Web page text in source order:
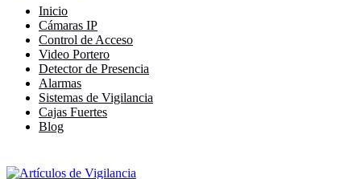
Inicio
Cámaras IP
Control de Acceso
Video Portero
Detector de Presencia
Alarmas
Sistemas de Vigilancia
Cajas Fuertes
Blog